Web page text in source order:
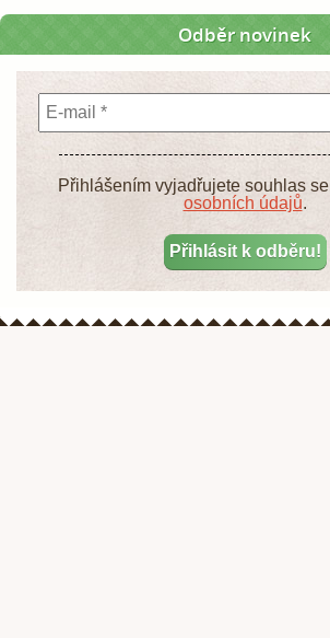
Odběr novinek
Přihlášením vyjadřujete souhlas se
osobních údajů.